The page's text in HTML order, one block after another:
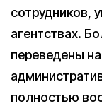
сотрудников,
агентствах.
переведены
полностью